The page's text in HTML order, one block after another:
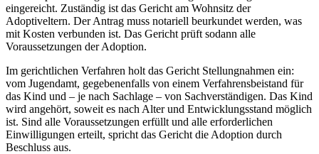
eingereicht. Zuständig ist das Gericht am Wohnsitz der
Adoptiveltern. Der Antrag muss notariell beurkundet werden, was
mit Kosten verbunden ist. Das Gericht prüft sodann alle
Voraussetzungen der Adoption.
Im gerichtlichen Verfahren holt das Gericht Stellungnahmen ein:
vom Jugendamt, gegebenenfalls von einem Verfahrensbeistand für
das Kind und – je nach Sachlage – von Sachverständigen. Das Kind
wird angehört, soweit es nach Alter und Entwicklungsstand möglich
ist. Sind alle Voraussetzungen erfüllt und alle erforderlichen
Einwilligungen erteilt, spricht das Gericht die Adoption durch
Beschluss aus.